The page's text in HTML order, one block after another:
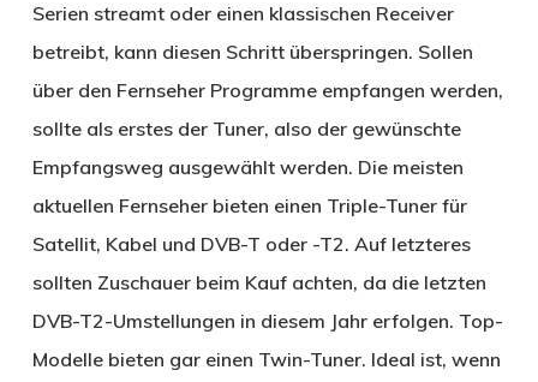
Serien streamt oder einen klassischen Receiver
betreibt, kann diesen Schritt überspringen. Sollen
über den Fernseher Programme empfangen werden,
sollte als erstes der Tuner, also der gewünschte
Empfangsweg ausgewählt werden. Die meisten
aktuellen Fernseher bieten einen Triple-Tuner für
Satellit, Kabel und DVB-T oder -T2. Auf letzteres
sollten Zuschauer beim Kauf achten, da die letzten
DVB-T2-Umstellungen in diesem Jahr erfolgen. Top-
Modelle bieten gar einen Twin-Tuner. Ideal ist, wenn